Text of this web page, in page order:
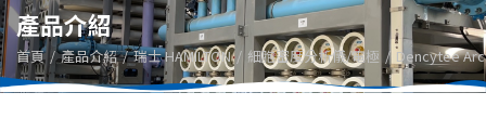
產品介紹
首頁 產品介紹 瑞士 HAMILTON 細胞密度分析儀/電極 Dencytee Arc